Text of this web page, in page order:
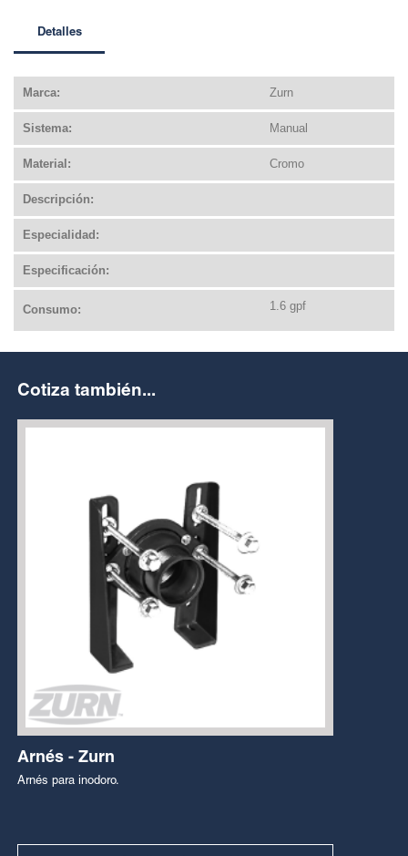
Detalles
Marca: Zurn
Sistema: Manual
Material: Cromo
Descripción:
Especialidad:
Especificación:
Consumo: 1.6 gpf
Cotiza también...
Arnés - Zurn
Arnés para inodoro.